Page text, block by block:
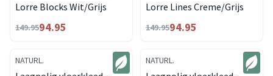
Lorre Blocks Wit/Grijs
149.9594.95
Lorre Lines Creme/Grijs
149.9594.95
NATURL. NATURL.